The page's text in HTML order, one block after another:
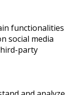
functionalities
social media
party